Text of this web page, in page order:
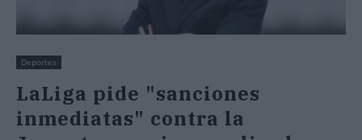
Deportes
LaLiga pide "sanciones
inmediatas" contra la